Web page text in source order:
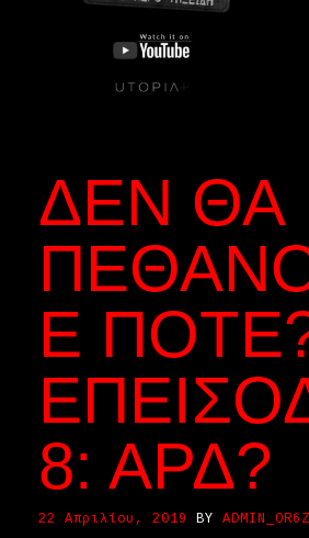
ΔΕΝ ΘΑ
Ε
8: ΑΡΔ?
22 Απριλίου, 2019 BY